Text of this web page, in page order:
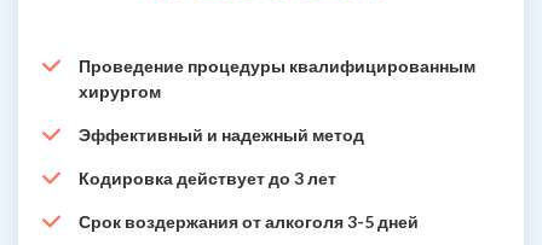
Проведение процедуры квалифицированным
хирургом
Эффективный и надежный метод
Кодировка действует до 3 лет
Срок воздержания от алкоголя 3-5 дней